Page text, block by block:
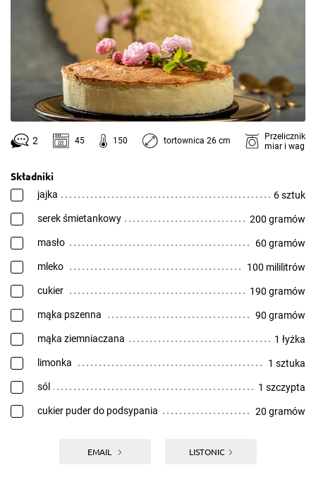
2 45 150 tortownica 26 cm
Przelicznik
miar i wag
Składniki
jajka 6 sztuk
serek śmietankowy 200 gramów
masło 60 gramów
mleko 100 mililitrów
cukier 190 gramów
mąka pszenna 90 gramów
mąka ziemniaczana 1 łyżka
limonka 1 sztuka
sól 1 szczypta
cukier puder do podsypania 20 gramów
EMAIL LISTONIC